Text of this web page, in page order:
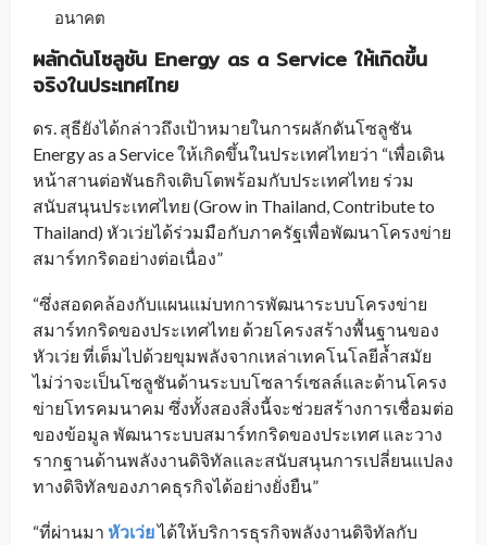
อนาคต
ผลักดันโซลูชัน Energy as a Service ให้เกิดขึ้น
จริงในประเทศไทย
ดร. สุธียังได้กล่าวถึงเป้าหมายในการผลักดันโซลูชัน
Energy as a Service ให้เกิดขึ้นในประเทศไทยว่า “เพื่อเดิน
หน้าสานต่อพันธกิจเติบโตพร้อมกับประเทศไทย ร่วม
สนับสนุนประเทศไทย (Grow in Thailand, Contribute to
Thailand) หัวเว่ยได้ร่วมมือกับภาครัฐเพื่อพัฒนาโครงข่าย
สมาร์ทกริดอย่างต่อเนื่อง”
“ซึ่งสอดคล้องกับแผนแม่บทการพัฒนาระบบโครงข่าย
สมาร์ทกริดของประเทศไทย ด้วยโครงสร้างพื้นฐานของ
หัวเว่ย ที่เต็มไปด้วยขุมพลังจากเหล่าเทคโนโลยีล้ำสมัย
ไม่ว่าจะเป็นโซลูชันด้านระบบโซลาร์เซลล์และด้านโครง
ข่ายโทรคมนาคม ซึ่งทั้งสองสิ่งนี้จะช่วยสร้างการเชื่อมต่อ
ของข้อมูล พัฒนาระบบสมาร์ทกริดของประเทศ และวาง
รากฐานด้านพลังงานดิจิทัลและสนับสนุนการเปลี่ยนแปลง
ทางดิจิทัลของภาคธุรกิจได้อย่างยั่งยืน”
“ที่ผ่านมา หัวเว่ยได้ให้บริการธุรกิจพลังงานดิจิทัลกับ